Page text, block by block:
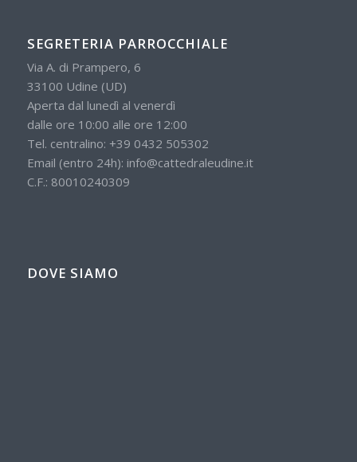
SEGRETERIA PARROCCHIALE
Via A. di Prampero, 6
33100 Udine (UD)
Aperta dal lunedì al venerdì
dalle ore 10:00 alle ore 12:00
Tel. centralino: +39 0432 505302
Email (entro 24h): info@cattedraleudine.it
C.F.: 80010240309
DOVE SIAMO